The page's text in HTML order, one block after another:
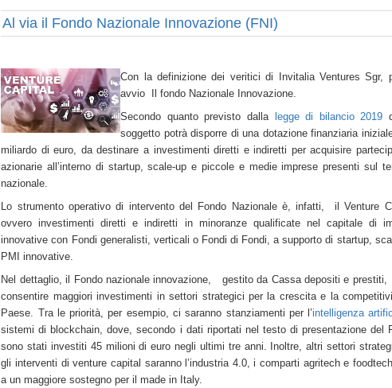
Al via il Fondo Nazionale Innovazione (FNI)
Con la definizione dei veritici di Invitalia Ventures Sgr,
avvio Il fondo Nazionale Innovazione.
Secondo quanto previsto dalla
legge di bilancio 2019
soggetto potrà disporre di una dotazione finanziaria
miliardo di euro, da destinare a investimenti diretti e indiretti per acquisire
azionarie all’interno di startup, scale-up e piccole e medie imprese presenti sul
nazionale.
Lo strumento operativo di intervento del Fondo Nazionale è, infatti, il Venture
ovvero investimenti diretti e indiretti in minoranze qualificate nel capitale di
innovative con Fondi generalisti, verticali o Fondi di Fondi, a supporto di startup,
PMI innovative.
Nel dettaglio, il Fondo nazionale innovazione, gestito da Cassa depositi e
consentire maggiori investimenti in settori strategici per la crescita e la
Paese. Tra le priorità, per esempio, ci saranno stanziamenti per l’intelligenza
sistemi di blockchain, dove, secondo i dati riportati nel testo di presentazione del
sono stati investiti 45 milioni di euro negli ultimi tre anni. Inoltre, altri settori
gli interventi di venture capital saranno l’industria 4.0, i comparti agritech e
a un maggiore sostegno per il made in Italy.